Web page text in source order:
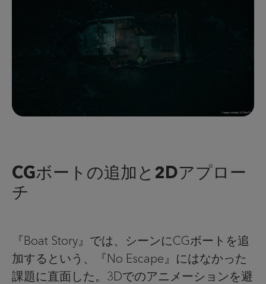
CGボートの追加と2Dアプロー
チ
『Boat Story』では、シーンにCGボートを追
加するという、『No Escape』にはなかった
課題に直面した。3Dでのアニメーションを避